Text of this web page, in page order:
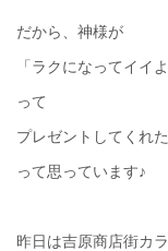
だから、神様が
「ラクになってイイよ
って
プレゼントしてくれ
って思っています♪
昨日は吉原商店街カ